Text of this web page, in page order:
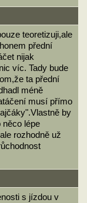
teoretizuji,ale
přední
nijak
víc. Tady bude
ta přední
méně
musí přímo
by
něco lépe
rozhodně už
s jízdou v